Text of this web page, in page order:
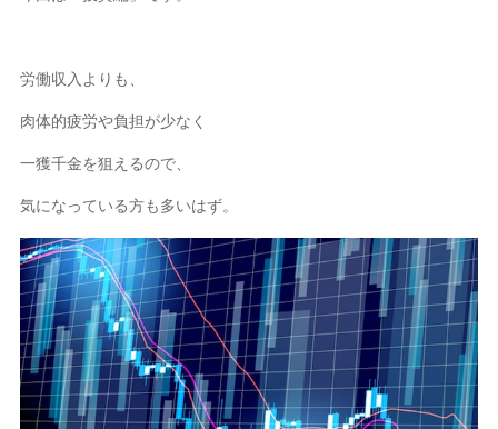
労働収入よりも、
肉体的疲労や負担が少なく
一獲千金を狙えるので、
気になっている方も多いはず。